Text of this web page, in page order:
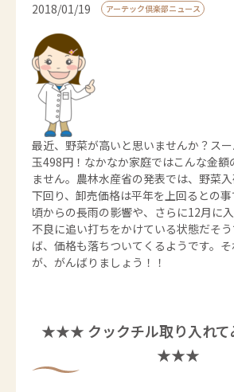
2018/01/19 アーテック倶楽部ニュース
最近、野菜が高いと思いませんか？ス
玉498円！なかなか家庭ではこんな金額
ません。農林水産省の発表では、野菜
下回り、卸売価格は平年を上回るとの
頃からの長雨の影響や、さらに12月に
不良に追い打ちをかけている状態だそ
ば、価格も落ちついてくるようです。
が、がんばりましょう！！
★★★ クックチル取り入れて
★★★